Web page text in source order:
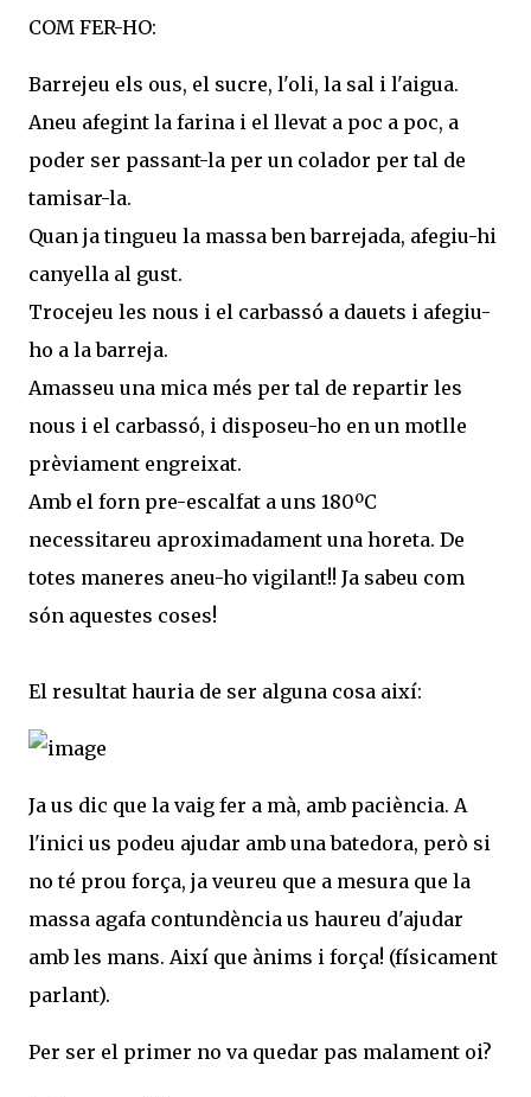
COM FER-HO:
Barrejeu els ous, el sucre, l'oli, la sal i l'aigua.
Aneu afegint la farina i el llevat a poc a poc, a
poder ser passant-la per un colador per tal de
tamisar-la.
Quan ja tingueu la massa ben barrejada, afegiu-hi
canyella al gust.
Trocejeu les nous i el carbassó a dauets i afegiu-
ho a la barreja.
Amasseu una mica més per tal de repartir les
nous i el carbassó, i disposeu-ho en un motlle
prèviament engreixat.
Amb el forn pre-escalfat a uns 180ºC
necessitareu aproximadament una horeta. De
totes maneres aneu-ho vigilant!! Ja sabeu com
són aquestes coses!
El resultat hauria de ser alguna cosa així:
Ja us dic que la vaig fer a mà, amb paciència. A
l'inici us podeu ajudar amb una batedora, però si
no té prou força, ja veureu que a mesura que la
massa agafa contundència us haureu d'ajudar
amb les mans. Així que ànims i força! (físicament
parlant).
Per ser el primer no va quedar pas malament oi?